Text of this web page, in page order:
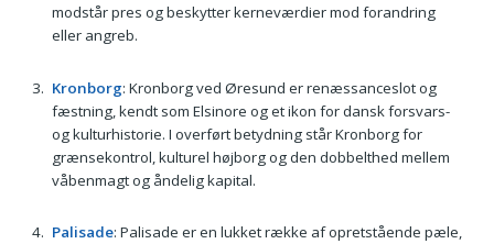
modstår pres og beskytter kerneværdier mod forandring
eller angreb.
Kronborg: Kronborg ved Øresund er renæssanceslot og
fæstning, kendt som Elsinore og et ikon for dansk forsvars-
og kulturhistorie. I overført betydning står Kronborg for
grænsekontrol, kulturel højborg og den dobbelthed mellem
våbenmagt og åndelig kapital.
Palisade: Palisade er en lukket række af opretstående pæle,